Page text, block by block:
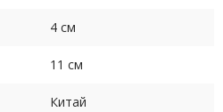
4 см
11 см
Китай